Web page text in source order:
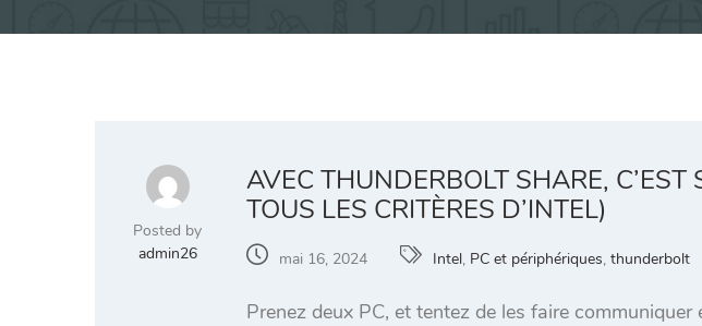
Posted by
admin26
AVEC THUNDERBOLT SHARE,
TOUS LES CRITÈRES D’INTEL)
mai 16, 2024 Intel, PC et périphériques, thunderbolt
Prenez deux PC, et tentez de les faire